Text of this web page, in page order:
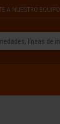
A NUESTRO EQUIPO